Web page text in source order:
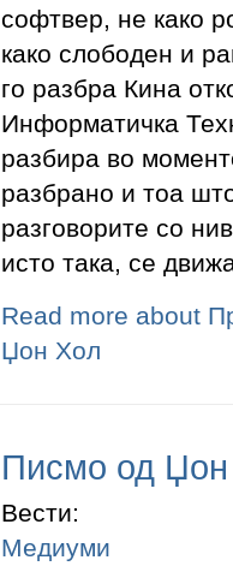
софтвер, не како
како слободен и
го разбра Кина
Информатичка
разбира во
разбрано и тоа
разговорите со
исто така, се
Read more about
Џон Хол
Писмо од Џон
Вести:
Медиуми